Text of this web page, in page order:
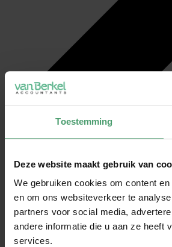
Toestemming
Deze website maakt gebruik van
We gebruiken cookies om content
en om ons websiteverkeer te
partners voor social media,
andere informatie die u aan ze heeft
services.